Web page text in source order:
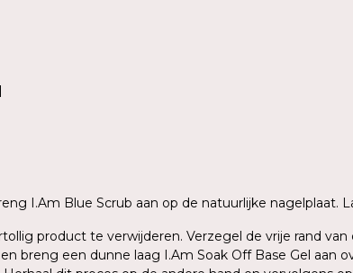
I.Am Blue Scrub aan op de natuurlijke nagelplaat.
product te verwijderen. Verzegel de vrije rand
breng een dunne laag I.Am Soak Off Base Gel aan